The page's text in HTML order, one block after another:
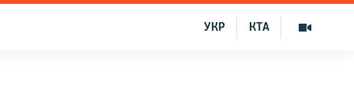
КТА
УКР